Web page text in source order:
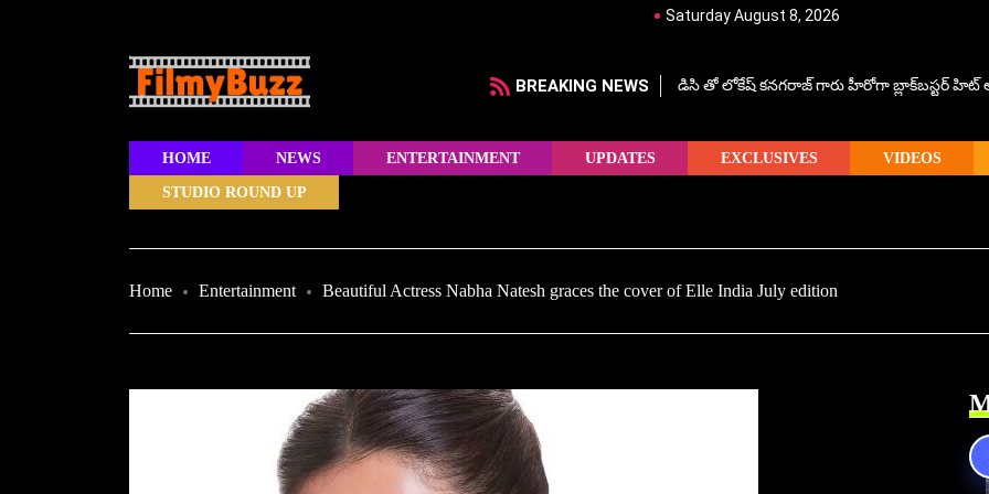
Saturday August 8, 2026
BREAKING NEWS డిసి తో లోకేష్ కనగరాజ్ గారు హీరోగా బ్లాక్‌బస్టర్ హిట్
HOME NEWS ENTERTAINMENT UPDATES EXCLUSIVES VIDEOS
STUDIO ROUND UP
Home Entertainment Beautiful Actress Nabha Natesh graces the cover of Elle India July edition